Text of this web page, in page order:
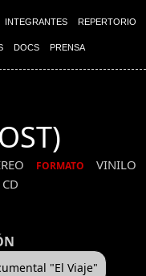
INTEGRANTES REPERTORIO
DOCS PRENSA
FORMATO
VINILO
"El Viaje"